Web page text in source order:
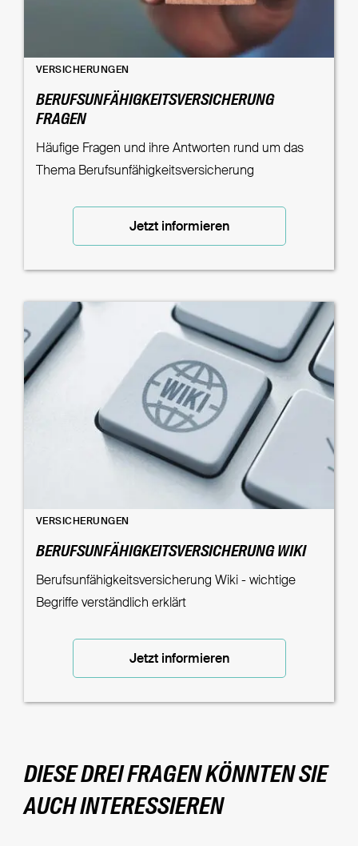
VERSICHERUNGEN
BERUFSUNFÄHIGKEITSVERSICHERUNG
FRAGEN
Häufige Fragen und ihre Antworten rund um das
Thema Berufsunfähigkeitsversicherung
Jetzt informieren
VERSICHERUNGEN
BERUFSUNFÄHIGKEITSVERSICHERUNG WIKI
Berufsunfähigkeitsversicherung Wiki - wichtige
Begriffe verständlich erklärt
Jetzt informieren
DIESE DREI FRAGEN KÖNNTEN SIE
AUCH INTERESSIEREN